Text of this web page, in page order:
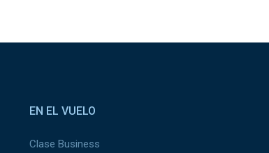
EN EL VUELO
Clase Business